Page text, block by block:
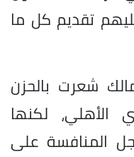
تقديم كل ما
شعرت بالحزن
الأهلي، لكنها
المنافسة على